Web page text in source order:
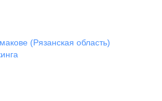
(Рязанская область)